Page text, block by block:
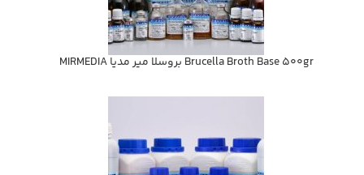
Brucella Broth Base 500gr بروسلا مير مديا MIRMEDIA